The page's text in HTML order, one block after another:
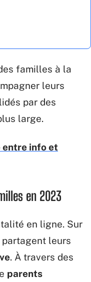
familles à la
leurs
par des
large.
entre info et
en 2023
en ligne. Sur
partagent leurs
. À travers des
parents